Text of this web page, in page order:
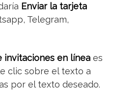
Enviar la tarjeta
Telegram,
invitaciones en línea es
clic sobre el texto a
por el texto deseado.